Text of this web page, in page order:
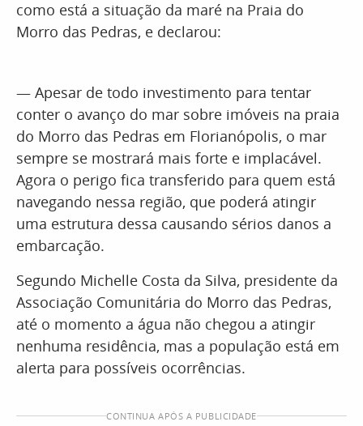
como está a situação da maré na Praia do
Morro das Pedras, e declarou:
— Apesar de todo investimento para tentar
conter o avanço do mar sobre imóveis na praia
do Morro das Pedras em Florianópolis, o mar
sempre se mostrará mais forte e implacável.
Agora o perigo fica transferido para quem está
navegando nessa região, que poderá atingir
uma estrutura dessa causando sérios danos a
embarcação.
Segundo Michelle Costa da Silva, presidente da
Associação Comunitária do Morro das Pedras,
até o momento a água não chegou a atingir
nenhuma residência, mas a população está em
alerta para possíveis ocorrências.
CONTINUA APÓS A PUBLICIDADE